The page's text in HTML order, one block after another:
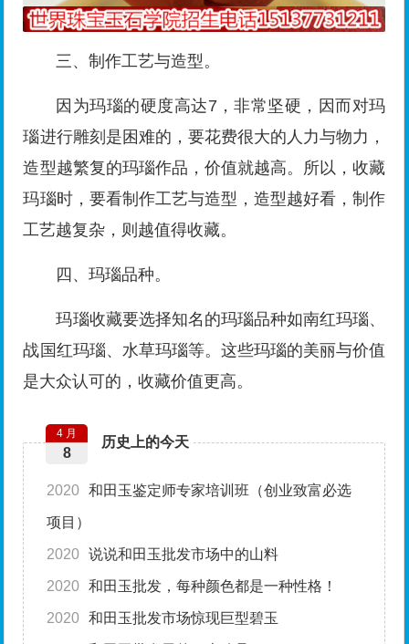
三、制作工艺与造型。
因为玛瑙的硬度高达7，非常坚硬，因而对玛
瑙进行雕刻是困难的，要花费很大的人力与物力，
造型越繁复的玛瑙作品，价值就越高。所以，收藏
玛瑙时，要看制作工艺与造型，造型越好看，制作
工艺越复杂，则越值得收藏。
四、玛瑙品种。
玛瑙收藏要选择知名的玛瑙品种如南红玛瑙、
战国红玛瑙、水草玛瑙等。这些玛瑙的美丽与价值
是大众认可的，收藏价值更高。
历史上的今天
4 月
8
2020 和田玉鉴定师专家培训班（创业致富必选
项目）
2020 说说和田玉批发市场中的山料
2020 和田玉批发，每种颜色都是一种性格！
2020 和田玉批发市场惊现巨型碧玉